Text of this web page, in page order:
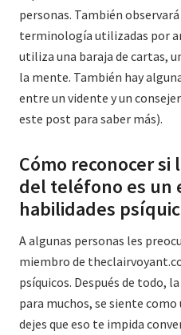
personas. También
terminología utilizadas por
utiliza una baraja de cartas,
la mente. También hay
entre un vidente y un
este post para saber más).
Cómo reconocer
del teléfono es un
habilidades
A algunas personas les
miembro de
psíquicos. Después de todo,
para muchos, se siente
dejes que eso te impida